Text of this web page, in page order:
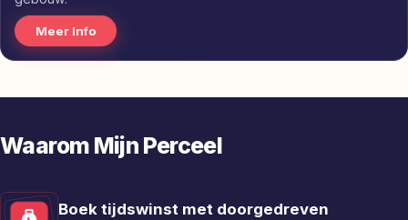
Meer Info
Waarom Mijn Perceel
Boek tijdswinst met doorgedreven